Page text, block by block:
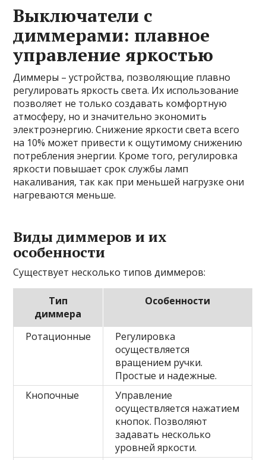
Выключатели с
диммерами: плавное
управление яркостью
Диммеры – устройства, позволяющие плавно
регулировать яркость света. Их использование
позволяет не только создавать комфортную
атмосферу, но и значительно экономить
электроэнергию. Снижение яркости света всего
на 10% может привести к ощутимому снижению
потребления энергии. Кроме того, регулировка
яркости повышает срок службы ламп
накаливания, так как при меньшей нагрузке они
нагреваются меньше.
Виды диммеров и их
особенности
Существует несколько типов диммеров:
Тип
диммера
Особенности
Ротационные
Регулировка
осуществляется
вращением ручки.
Простые и надежные.
Кнопочные
Управление
осуществляется нажатием
кнопок. Позволяют
задавать несколько
уровней яркости.